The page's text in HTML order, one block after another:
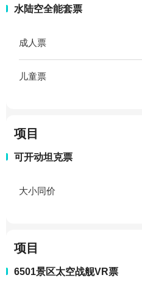
水陆空全能套票
成人票
儿童票
项目
可开动坦克票
大小同价
项目
6501景区太空战舰VR票